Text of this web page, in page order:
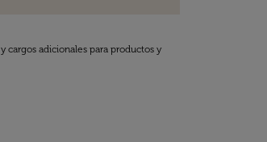
cargos adicionales para productos y